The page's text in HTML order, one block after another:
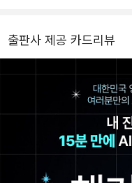
출판사 제공 카드리뷰